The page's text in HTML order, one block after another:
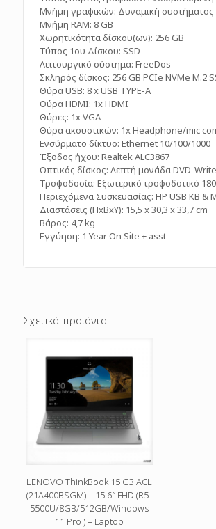
Μνήμη γραφικών: Δυναμική συστήματος
Μνήμη RAM: 8 GB
Χωρητικότητα δίσκου(ων): 256 GB
Τύπος 1ου Δίσκου: SSD
Λειτουργικό σύστημα: FreeDos
Σκληρός δίσκος: 256 GB PCIe NVMe M.2
Θύρα USB: 8 x USB TYPE-A
Θύρα HDMI: 1x HDMI
Θύρες: 1x VGA
Θύρα ακουστικών: 1x Headphone/mic
Ενσύρματο δίκτυο: Ethernet 10/100/1000
Έξοδος ήχου: Realtek ALC3867
Οπτικός δίσκος: Λεπτή μονάδα DVD-
Τροφοδοσία: Εξωτερικό τροφοδοτικό
Περιεχόμενα Συσκευασίας: HP USB KB &
Διαστάσεις (ΠxΒxΥ): 15,5 x 30,3 x 33,7 cm
Βάρος: 4,7 kg
Εγγύηση: 1 Year On Site + asst
Σχετικά προϊόντα
LENOVO ThinkBook 15 G3 ACL
(21A400BSGM) – 15.6″ FHD (R5-
5500U/8GB/512GB/Windows
11 Pro ) – Laptop